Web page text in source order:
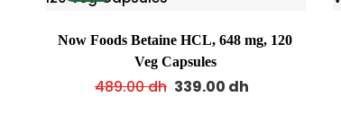
Now Foods Betaine HCL, 648 mg, 120
Veg Capsules
489.00dh 339.00 dh